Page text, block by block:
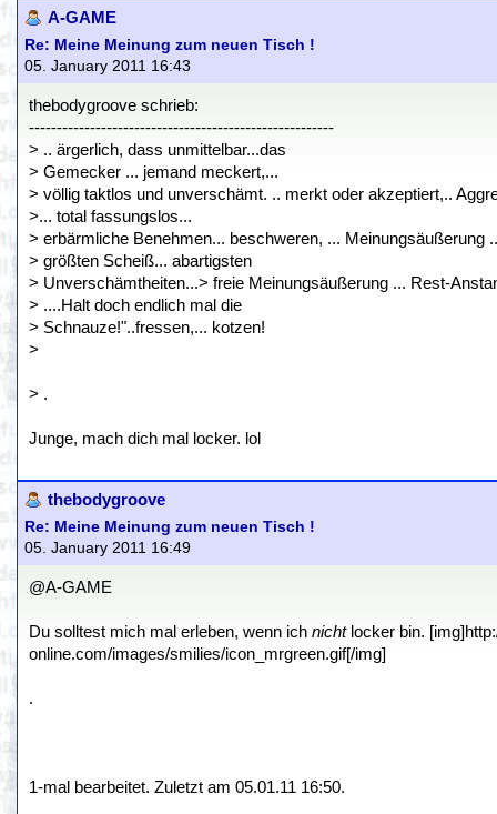
A-GAME
Re: Meine Meinung zum neuen Tisch !
05. January 2011 16:43
thebodygroove schrieb:
-------------------------------------------------------
> .. ärgerlich, dass unmittelbar...das
> Gemecker ... jemand meckert,...
> völlig taktlos und unverschämt. .. merkt oder akzeptiert,..
>... total fassungslos...
> erbärmliche Benehmen... beschweren, ... Meinungsäußerung
> größten Scheiß... abartigsten
> Unverschämtheiten...> freie Meinungsäußerung ... Rest-
> ....Halt doch endlich mal die
> Schnauze!"..fressen,... kotzen!
>
> .
Junge, mach dich mal locker. lol
thebodygroove
Re: Meine Meinung zum neuen Tisch !
05. January 2011 16:49
@A-GAME
Du solltest mich mal erleben, wenn ich nichtlocker bin.
online.com/images/smilies/icon_mrgreen.gif[/img]
.
1-mal bearbeitet. Zuletzt am 05.01.11 16:50.